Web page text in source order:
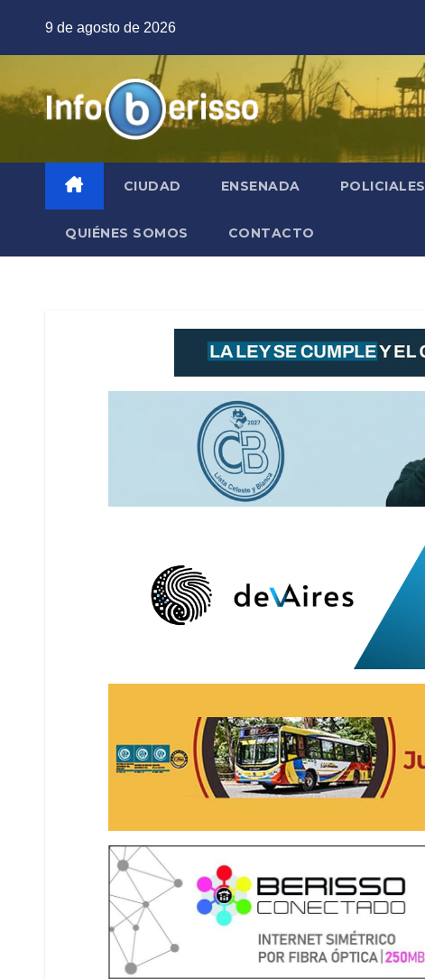
9 de agosto de 2026
CIUDAD ENSENADA POLICIALES
QUIÉNES SOMOS CONTACTO